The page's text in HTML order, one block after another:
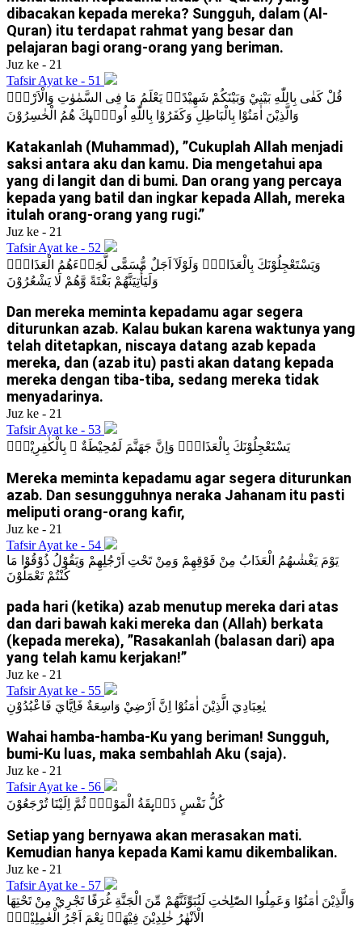
dibacakan kepada mereka? Sungguh, dalam (Al-
Quran) itu terdapat rahmat yang besar dan
pelajaran bagi orang-orang yang beriman.
Juz ke - 21
Tafsir Ayat ke - 51
قُلْ كَفٰى بِاللّٰهِ بَيْنِيْ وَبَيْنَكُمْ شَهِيْدًاۚ يَعْلَمُ مَا فِى السَّمٰوٰتِ وَالْاَرْضِۗ
وَالَّذِيْنَ اٰمَنُوْا بِالْبَاطِلِ وَكَفَرُوْا بِاللّٰهِ اُولٰۤىِٕكَ هُمُ الْخٰسِرُوْنَ
Katakanlah (Muhammad), ”Cukuplah Allah menjadi
saksi antara aku dan kamu. Dia mengetahui apa
yang di langit dan di bumi. Dan orang yang percaya
kepada yang batil dan ingkar kepada Allah, mereka
itulah orang-orang yang rugi.”
Juz ke - 21
Tafsir Ayat ke - 52
وَيَسْتَعْجِلُوْنَكَ بِالْعَذَابِۗ وَلَوْلَآ اَجَلٌ مُّسَمًّى لَّجَاۤءَهُمُ الْعَذَابُۗ
وَلَيَأْتِيَنَّهُمْ بَغْتَةً وَّهُمْ لَا يَشْعُرُوْنَ
Dan mereka meminta kepadamu agar segera
diturunkan azab. Kalau bukan karena waktunya yang
telah ditetapkan, niscaya datang azab kepada
mereka, dan (azab itu) pasti akan datang kepada
mereka dengan tiba-tiba, sedang mereka tidak
menyadarinya.
Juz ke - 21
Tafsir Ayat ke - 53
يَسْتَعْجِلُوْنَكَ بِالْعَذَابِۗ وَاِنَّ جَهَنَّمَ لَمُحِيْطَةٌ ۢ بِالْكٰفِرِيْنَۙ
Mereka meminta kepadamu agar segera diturunkan
azab. Dan sesungguhnya neraka Jahanam itu pasti
meliputi orang-orang kafir,
Juz ke - 21
Tafsir Ayat ke - 54
يَوْمَ يَغْشٰىهُمُ الْعَذَابُ مِنْ فَوْقِهِمْ وَمِنْ تَحْتِ اَرْجُلِهِمْ وَيَقُوْلُ ذُوْقُوْا مَا
كُنْتُمْ تَعْمَلُوْنَ
pada hari (ketika) azab menutup mereka dari atas
dan dari bawah kaki mereka dan (Allah) berkata
(kepada mereka), ”Rasakanlah (balasan dari) apa
yang telah kamu kerjakan!”
Juz ke - 21
Tafsir Ayat ke - 55
يٰعِبَادِيَ الَّذِيْنَ اٰمَنُوْٓا اِنَّ اَرْضِيْ وَاسِعَةٌ فَاِيَّايَ فَاعْبُدُوْنِ
Wahai hamba-hamba-Ku yang beriman! Sungguh,
bumi-Ku luas, maka sembahlah Aku (saja).
Juz ke - 21
Tafsir Ayat ke - 56
كُلُّ نَفْسٍ ذَاۤىِٕقَةُ الْمَوْتِۗ ثُمَّ اِلَيْنَا تُرْجَعُوْنَ
Setiap yang bernyawa akan merasakan mati.
Kemudian hanya kepada Kami kamu dikembalikan.
Juz ke - 21
Tafsir Ayat ke - 57
وَالَّذِيْنَ اٰمَنُوْا وَعَمِلُوا الصّٰلِحٰتِ لَنُبَوِّئَنَّهُمْ مِّنَ الْجَنَّةِ غُرَفًا تَجْرِيْ مِنْ تَحْتِهَا
الْاَنْهٰرُ خٰلِدِيْنَ فِيْهَاۗ نِعْمَ اَجْرُ الْعٰمِلِيْنَۖ